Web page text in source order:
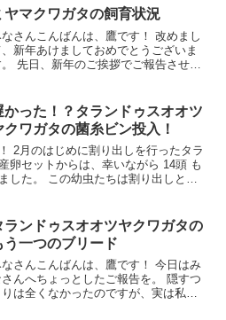
ヤマクワガタの飼育状況
さんこんばんは、鷹です！ 改めまし
新年あけましておめでとうございま
先日、新年のご挨拶でご報告させて
らくは現在のブリード状況、昨年の
を飼育種ごとに
かった！？タランドゥスオオツ
クワガタの菌糸ビン投入！
2月のはじめに割り出しを行ったタラ
卵セットからは、幸いながら 14頭 も
した。 この幼虫たちは割り出しと同
ランドゥスオオツヤクワガタの
う一つのブリード
さんこんばんは、鷹です！ 今日はみ
さんへちょっとしたご報告を。 隠すつ
りは全くなかったのですが、実は私少